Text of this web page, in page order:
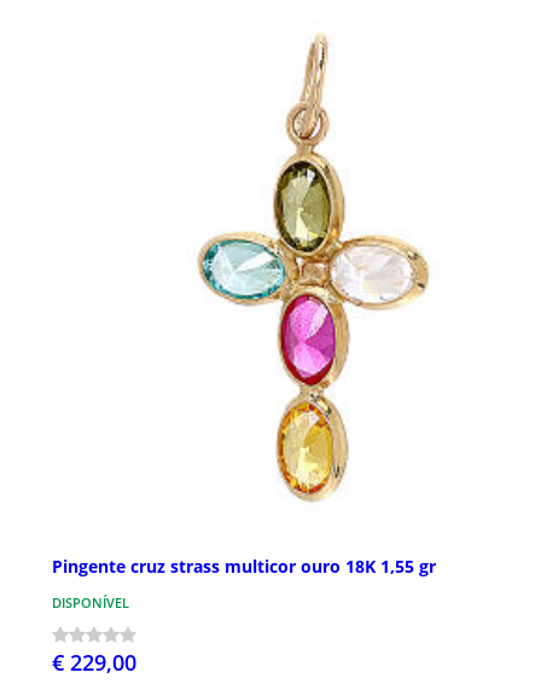
Pingente cruz strass multicor ouro 18K 1,55 gr
DISPONÍVEL
€ 229,00